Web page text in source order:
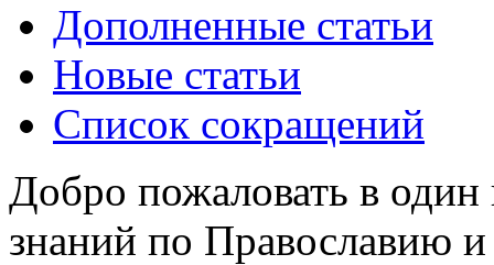
Дополненные статьи
Новые статьи
Список сокращений
Добро пожаловать в
знаний по Православию